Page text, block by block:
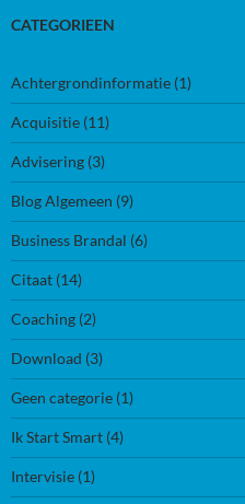
CATEGORIEEN
Achtergrondinformatie (1)
Acquisitie (11)
Advisering (3)
Blog Algemeen (9)
Business Brandal (6)
Citaat (14)
Coaching (2)
Download (3)
Geen categorie (1)
Ik Start Smart (4)
Intervisie (1)